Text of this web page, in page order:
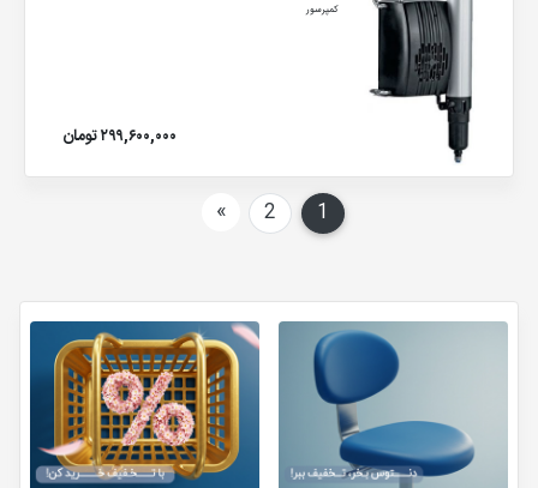
کمپرسور
۲۹۹,۶۰۰,۰۰۰ تومان
1
2
»